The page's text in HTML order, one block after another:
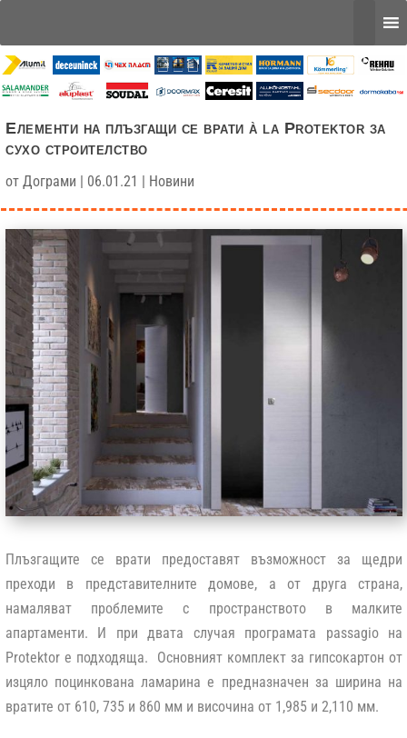
Елементи на плъзгащи се врати à la Protektor за
сухо строителство
от Дограми | 06.01.21 | Новини
Плъзгащите се врати предоставят възможност за щедри
преходи в представителните домове, а от друга страна,
намаляват проблемите с пространството в малките
апартаменти. И при двата случая програмата passagio на
Protektor е подходяща. Основният комплект за гипсокартон от
изцяло поцинкована ламарина е предназначен за ширина на
вратите от 610, 735 и 860 мм и височина от 1,985 и 2,110 мм.